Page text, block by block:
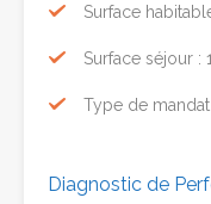
Surface
Surface séjour :
Type de
Diagnostic de